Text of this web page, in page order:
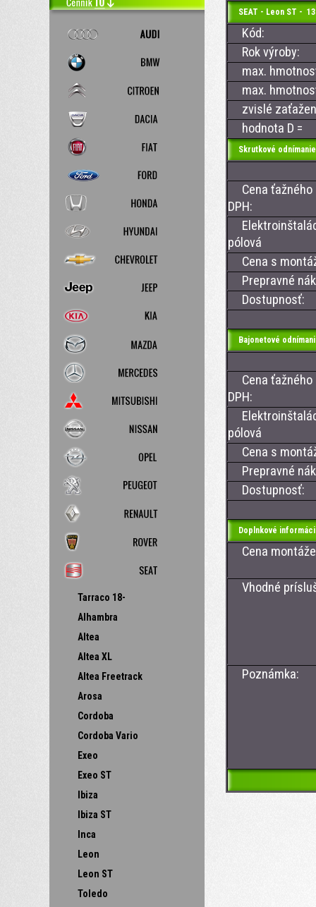
Tarraco 18-
Alhambra
Altea
Altea XL
Altea Freetrack
Arosa
Cordoba
Cordoba Vario
Exeo
Exeo ST
Ibiza
Ibiza ST
Inca
Leon
Leon ST
Toledo
SEAT - Leon ST -
Kód:
Rok výroby:
max.
max.
zvislé
hodnota D =
Skrutkové
Cena ťažného
DPH:
pólová
Cena s
Prepravné
Dostupnosť:
Bajonetové
Cena ťažného
DPH:
pólová
Cena s
Prepravné
Dostupnosť:
Doplnkové
Cena montáže
Vhodné
Poznámka: